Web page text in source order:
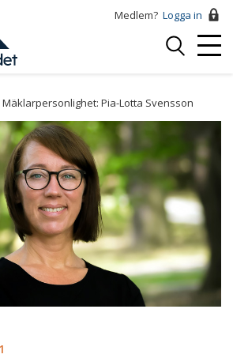
Medlem? Logga in
Logga
Pia-Lotta Svensson